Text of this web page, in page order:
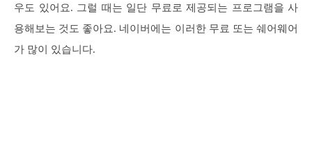
우도 있어요. 그럴 때는 일단 무료로 제공되는 프로그램을 사
용해보는 것도 좋아요. 네이버에는 이러한 무료 또는 쉐어웨어
가 많이 있습니다.